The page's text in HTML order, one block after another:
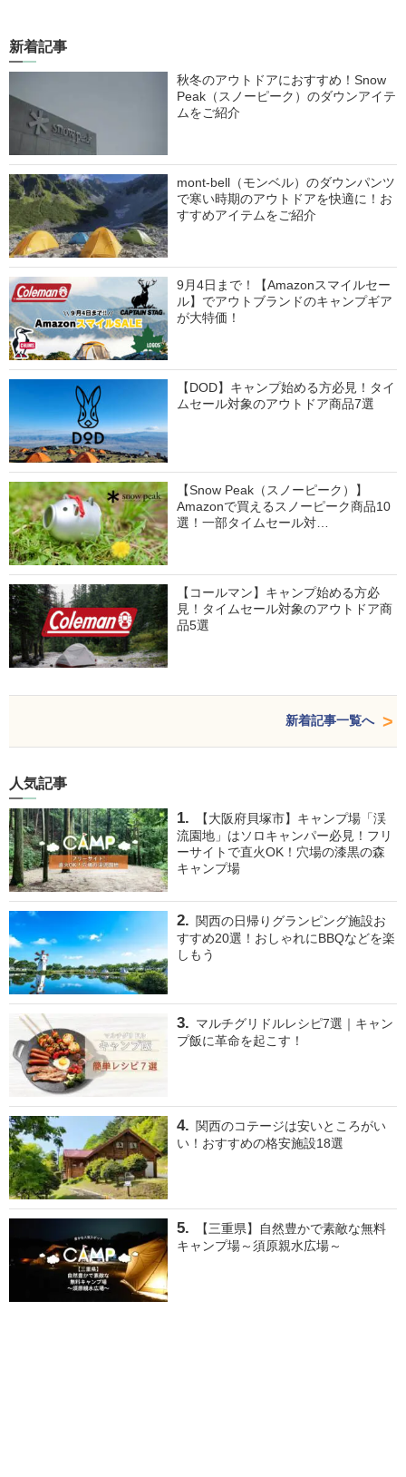
新着記事
秋冬のアウトドアにおすすめ！Snow
Peak（スノーピーク）のダウンアイテ
ムをご紹介
mont-bell（モンベル）のダウンパンツ
で寒い時期のアウトドアを快適に！お
すすめアイテムをご紹介
9月4日まで！【Amazonスマイルセー
ル】でアウトブランドのキャンプギア
が大特価！
【DOD】キャンプ始める方必見！タイ
ムセール対象のアウトドア商品7選
【Snow Peak（スノーピーク）】
Amazonで買えるスノーピーク商品10
選！一部タイムセール対…
【コールマン】キャンプ始める方必
見！タイムセール対象のアウトドア商
品5選
新着記事一覧へ
人気記事
【大阪府貝塚市】キャンプ場「渓
流園地」はソロキャンパー必見！フリ
ーサイトで直火OK！穴場の漆黒の森
キャンプ場
関西の日帰りグランピング施設お
すすめ20選！おしゃれにBBQなどを楽
しもう
マルチグリドルレシピ7選｜キャン
プ飯に革命を起こす！
関西のコテージは安いところがい
い！おすすめの格安施設18選
【三重県】自然豊かで素敵な無料
キャンプ場～須原親水広場～